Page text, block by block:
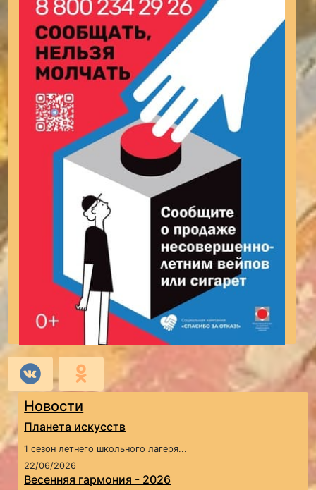
Новости
Планета искусств
1 сезон летнего школьного лагеря...
22/06/2026
Весенняя гармония - 2026